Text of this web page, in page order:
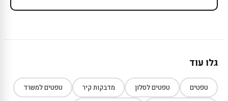
גלו עוד
טפטים טפטים לסלון מדבקות קיר טפטים למשרד